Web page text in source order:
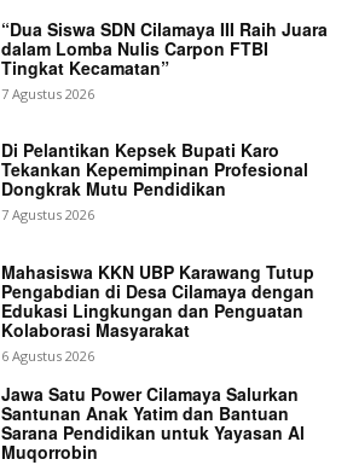
“Dua Siswa SDN Cilamaya III Raih Juara
dalam Lomba Nulis Carpon FTBI
Tingkat Kecamatan”
7 Agustus 2026
Di Pelantikan Kepsek Bupati Karo
Tekankan Kepemimpinan Profesional
Dongkrak Mutu Pendidikan
7 Agustus 2026
Mahasiswa KKN UBP Karawang Tutup
Pengabdian di Desa Cilamaya dengan
Edukasi Lingkungan dan Penguatan
Kolaborasi Masyarakat
6 Agustus 2026
Jawa Satu Power Cilamaya Salurkan
Santunan Anak Yatim dan Bantuan
Sarana Pendidikan untuk Yayasan Al
Muqorrobin